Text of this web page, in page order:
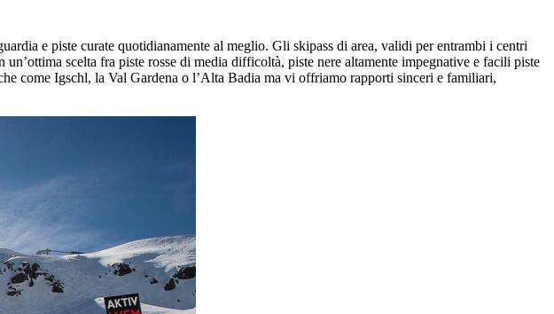
e piste curate quotidianamente al meglio. Gli skipass di area, validi per entrambi i centri
scelta fra piste rosse di media difficoltà, piste nere altamente impegnative e facili piste
come Igschl, la Val Gardena o l’Alta Badia ma vi offriamo rapporti sinceri e familiari,